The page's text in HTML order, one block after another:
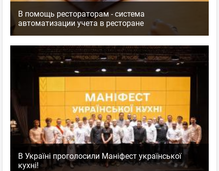
В помощь рестораторам - система
автоматизации учета в ресторане
В Україні проголосили Маніфест української
кухні!